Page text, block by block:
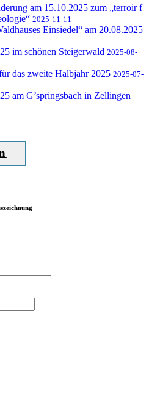
am 15.10.2025 zum „terroir f
2025-11-11
Einsiedel“ am 20.08.2025
im schönen Steigerwald 2025-08-
das zweite Halbjahr 2025 2025-07-
am G’springsbach in Zellingen